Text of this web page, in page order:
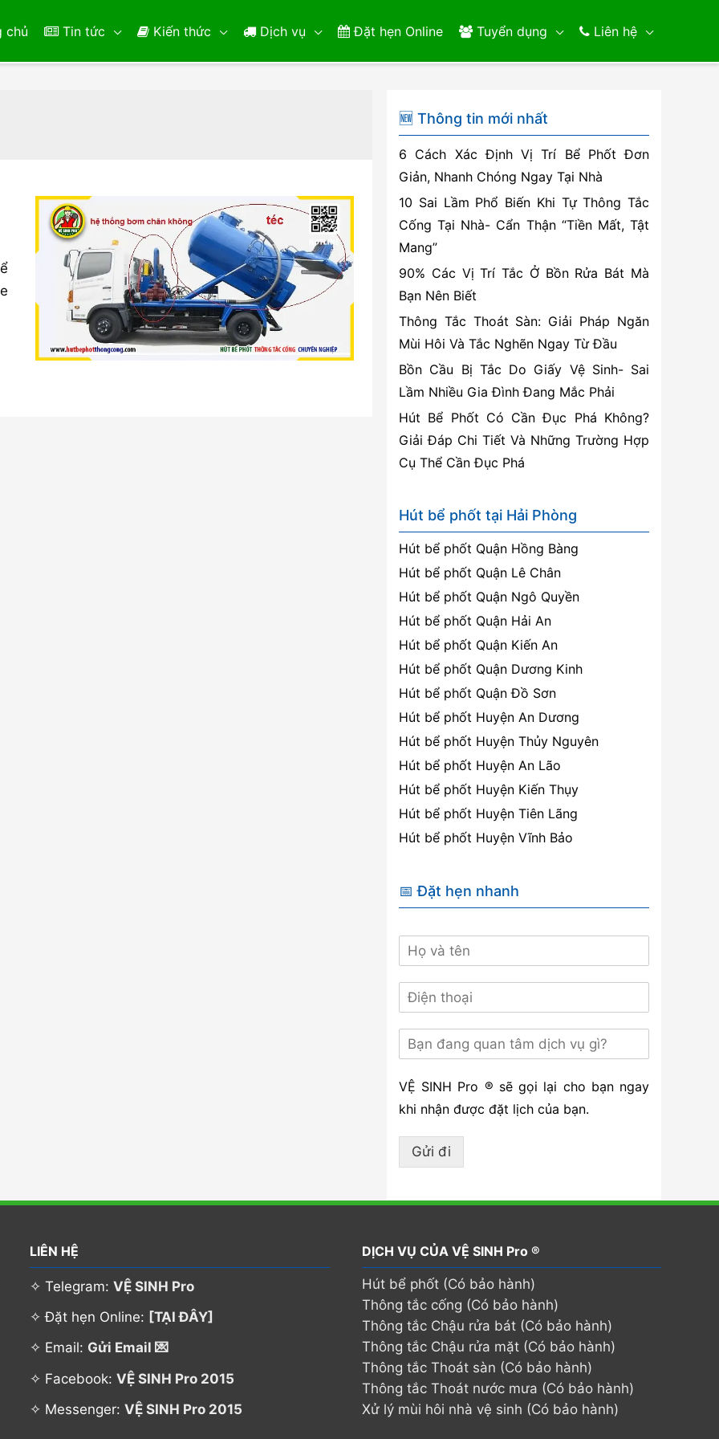
chủ Tin tức Kiến thức Dịch vụ Đặt hẹn Online Tuyển dụng Liên hệ
🆕 Thông tin mới nhất
6 Cách Xác Định Vị Trí Bể Phốt Đơn
Giản, Nhanh Chóng Ngay Tại Nhà
10 Sai Lầm Phổ Biến Khi Tự Thông Tắc
Cống Tại Nhà- Cẩn Thận “Tiền Mất, Tật
Mang”
90% Các Vị Trí Tắc Ở Bồn Rửa Bát Mà
Bạn Nên Biết
Thông Tắc Thoát Sàn: Giải Pháp Ngăn
Mùi Hôi Và Tắc Nghẽn Ngay Từ Đầu
Bồn Cầu Bị Tắc Do Giấy Vệ Sinh- Sai
Lầm Nhiều Gia Đình Đang Mắc Phải
Hút Bể Phốt Có Cần Đục Phá Không?
Giải Đáp Chi Tiết Và Những Trường Hợp
Cụ Thể Cần Đục Phá
Hút bể phốt tại Hải Phòng
Hút bể phốt Quận Hồng Bàng
Hút bể phốt Quận Lê Chân
Hút bể phốt Quận Ngô Quyền
Hút bể phốt Quận Hải An
Hút bể phốt Quận Kiến An
Hút bể phốt Quận Dương Kinh
Hút bể phốt Quận Đồ Sơn
Hút bể phốt Huyện An Dương
Hút bể phốt Huyện Thủy Nguyên
Hút bể phốt Huyện An Lão
Hút bể phốt Huyện Kiến Thụy
Hút bể phốt Huyện Tiên Lãng
Hút bể phốt Huyện Vĩnh Bảo
📅 Đặt hẹn nhanh
VỆ SINH Pro ® sẽ gọi lại cho bạn ngay
khi nhận được đặt lịch của bạn.
Gửi đi
LIÊN HỆ
✧ Telegram:VỆ SINH Pro
✧ Đặt hẹn Online: [TẠI ĐÂY]
✧ Email: Gửi Email 💌
✧ Facebook:VỆ SINH Pro 2015
✧ Messenger:VỆ SINH Pro 2015
DỊCH VỤ CỦA VỆ SINH Pro ®
Hút bể phốt (Có bảo hành)
Thông tắc cống (Có bảo hành)
Thông tắc Chậu rửa bát (Có bảo hành)
Thông tắc Chậu rửa mặt (Có bảo hành)
Thông tắc Thoát sàn (Có bảo hành)
Thông tắc Thoát nước mưa (Có bảo hành)
Xử lý mùi hôi nhà vệ sinh (Có bảo hành)